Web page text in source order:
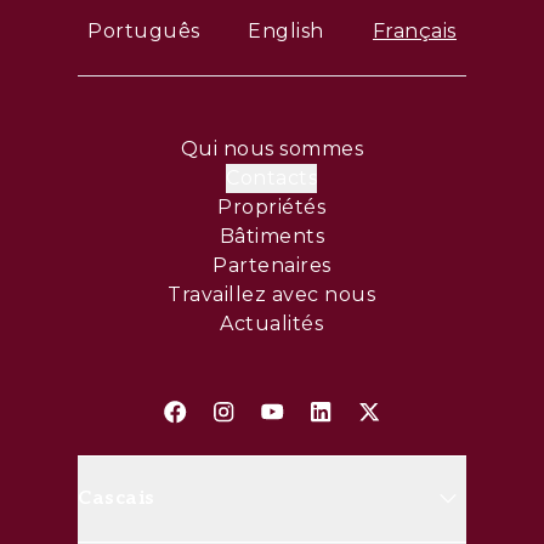
Alegro et Freeport à proximité, créant
commodité urbaine.
Português English Français
Qui nous sommes
Propriétés
Bâtiments
Partenaires
Travaillez avec nous
Actualités